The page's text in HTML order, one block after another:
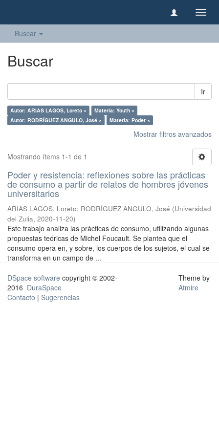
Buscar
Buscar
Ir
Autor: ARIAS LAGOS, Loreto ×
Materia: Youth ×
Autor: RODRÍGUEZ ANGULO, José ×
Materia: Poder ×
Mostrar filtros avanzados
Mostrando ítems 1-1 de 1
Poder y resistencia: reflexiones sobre las prácticas
de consumo a partir de relatos de hombres jóvenes
universitarios
ARIAS LAGOS, Loreto; RODRÍGUEZ ANGULO, José (Universidad
del Zulia, 2020-11-20)
Este trabajo analiza las prácticas de consumo, utilizando algunas
propuestas teóricas de Michel Foucault. Se plantea que el
consumo opera en, y sobre, los cuerpos de los sujetos, el cual se
transforma en un campo de ...
DSpace software copyright © 2002-
2016 DuraSpace
Contacto | Sugerencias
Theme by
Atmire